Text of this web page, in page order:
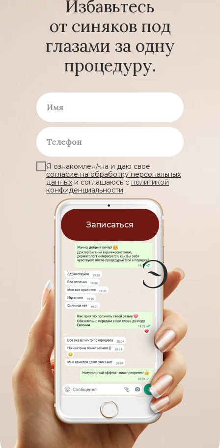
Избавьтесь
от синяков под
глазами за одну
процедуру.
Я ознакомлен/-на и даю свое
согласие на обработку персональных
данных и соглашаюсь с политикой
конфиденциальности
Записаться